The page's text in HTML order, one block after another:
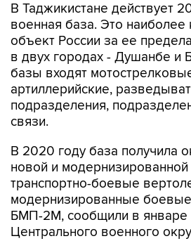
В Таджикистане действует
военная база. Это
объект России за ее
в двух городах - Душанбе и
базы входят
артиллерийские,
подразделения,
связи.
В 2020 году база получила
новой и
транспортно-боевые
модернизированные
БМП-2М, сообщили в январе
Центрального военного